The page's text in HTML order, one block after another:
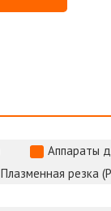
Аппараты
Плазменная резка